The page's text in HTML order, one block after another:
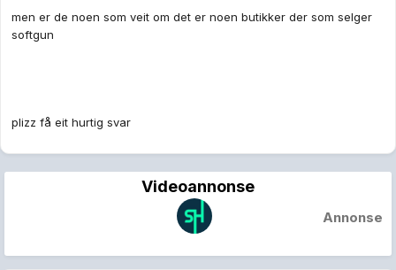
men er de noen som veit om det er noen butikker der som selger
softgun
plizz få eit hurtig svar
Videoannonse
Annonse